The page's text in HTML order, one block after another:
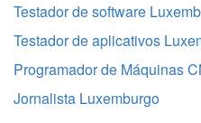
Testador de software
Testador de aplicativos
Programador de Máquinas
Jornalista Luxemburgo